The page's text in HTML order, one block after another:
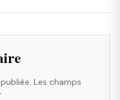
Les champs